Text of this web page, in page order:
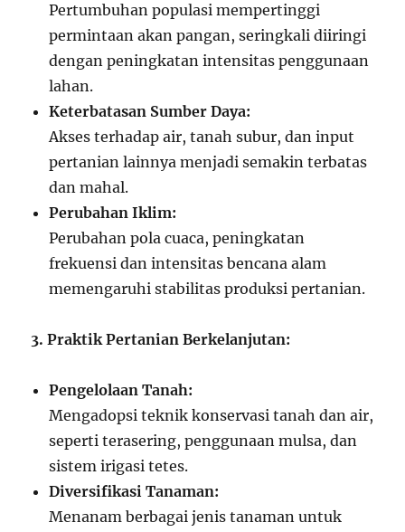
Pertumbuhan populasi mempertinggi
permintaan akan pangan, seringkali diiringi
dengan peningkatan intensitas penggunaan
lahan.
Keterbatasan Sumber Daya:
Akses terhadap air, tanah subur, dan input
pertanian lainnya menjadi semakin terbatas
dan mahal.
Perubahan Iklim:
Perubahan pola cuaca, peningkatan
frekuensi dan intensitas bencana alam
memengaruhi stabilitas produksi pertanian.
3. Praktik Pertanian Berkelanjutan:
Pengelolaan Tanah:
Mengadopsi teknik konservasi tanah dan air,
seperti terasering, penggunaan mulsa, dan
sistem irigasi tetes.
Diversifikasi Tanaman:
Menanam berbagai jenis tanaman untuk